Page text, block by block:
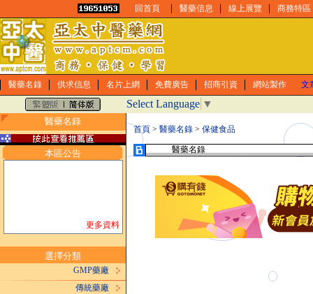
回首頁 醫藥信息 線上展覽 商務特區
醫藥名錄 供求信息 名片上網 免費廣告 招商引資 網站製作 文
Select Language ▼
醫藥名錄
本區公告
更多資料
選擇分類
GMP藥廠
傳統藥廠
首頁 > 醫藥名錄 > 保健食品
醫藥名錄